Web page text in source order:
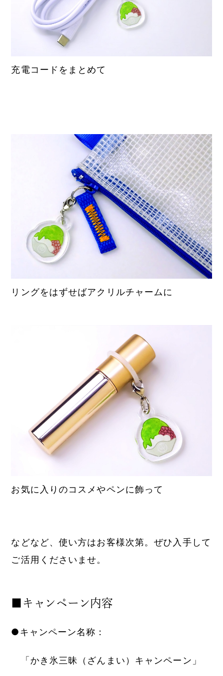
充電コードをまとめて
リングをはずせばアクリルチャームに
お気に入りのコスメやペンに飾って
などなど、使い方はお客様次第。ぜひ入手して
ご活用くださいませ。
■キャンペーン内容
●キャンペーン名称：
「かき氷三昧（ざんまい）キャンペーン」